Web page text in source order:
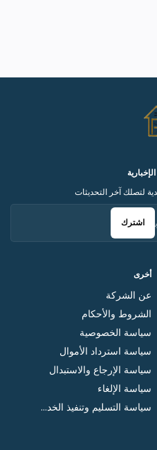
أخرى
عن الشركة
الشروط والأحكام
سياسة الخصوصية
سياسة استرداد الأموال
سياسة الإرجاع والاستبدال
سياسة الإلغاء
سياسة التسليم وتنفيذ الخد...
لتصلك آخر التحديثات
اشترك